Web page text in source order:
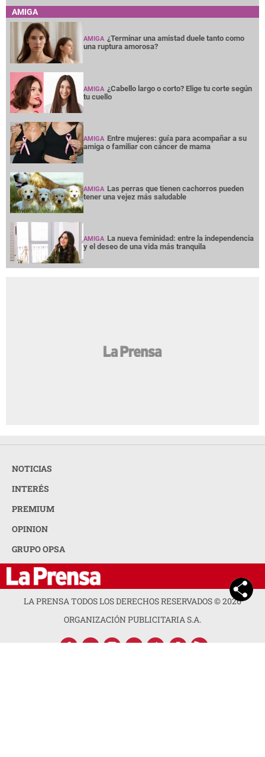
AMIGA
AMIGA ¿Terminar una amistad duele tanto como
una ruptura amorosa?
AMIGA ¿Cabello largo o corto? Elige tu corte según
tu cuello
AMIGA Entre mujeres: guía para acompañar a su
amiga o familiar con cáncer de mama
AMIGA Las perras que tienen cachorros pueden
tener una vejez más saludable
AMIGA La nueva feminidad: entre la independencia
y el deseo de una vida más tranquila
NOTICIAS
INTERÉS
PREMIUM
OPINION
GRUPO OPSA
LA PRENSA TODOS LOS DERECHOS RESERVADOS ©2026
ORGANIZACIÓN PUBLICITARIA S.A.